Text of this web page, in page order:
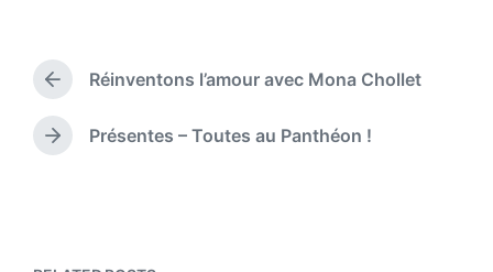
a
e
e
i
n
P
r
e
v
p
Réinventons l’amour avec Mona Chollet
N
Présentes – Toutes au Panthéon !